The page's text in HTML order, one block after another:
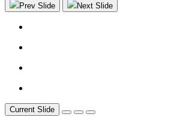
Prev Slide
Next Slide
Current Slide